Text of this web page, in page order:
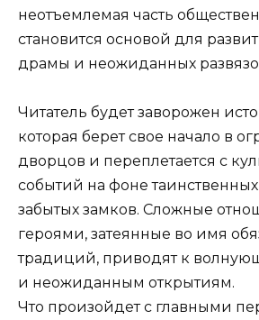
неотъемлемая часть
становится основой для
драмы и неожиданных
Читатель будет заворожен
которая берет свое начало в
дворцов и переплетается с
событий на фоне
забытых замков. Сложные
героями, затеянные во имя
традиций, приводят к
и неожиданным открытиям.
Что произойдет с главными